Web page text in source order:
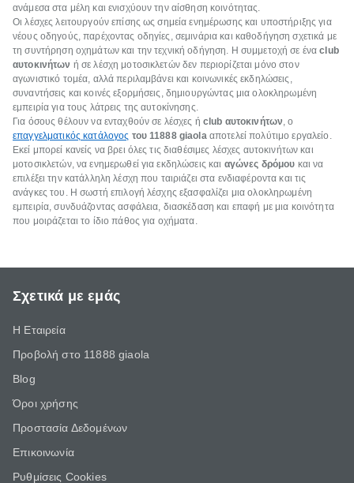
ανάμεσα στα μέλη και ενισχύουν την αίσθηση κοινότητας.
Οι λέσχες λειτουργούν επίσης ως σημεία ενημέρωσης και υποστήριξης για
νέους οδηγούς, παρέχοντας οδηγίες, σεμινάρια και καθοδήγηση σχετικά με
τη συντήρηση οχημάτων και την τεχνική οδήγηση. Η συμμετοχή σε έναclub
αυτοκινήτων ή σε λέσχη μοτοσικλετών δεν περιορίζεται μόνο στον
αγωνιστικό τομέα, αλλά περιλαμβάνει και κοινωνικές εκδηλώσεις,
συναντήσεις και κοινές εξορμήσεις, δημιουργώντας μια ολοκληρωμένη
εμπειρία για τους λάτρεις της αυτοκίνησης.
Για όσους θέλουν να ενταχθούν σε λέσχες ή club αυτοκινήτων, ο
επαγγελματικός κατάλογος του 11888 giaolaαποτελεί πολύτιμο εργαλείο.
Εκεί μπορεί κανείς να βρει όλες τις διαθέσιμες λέσχες αυτοκινήτων και
μοτοσικλετών, να ενημερωθεί για εκδηλώσεις και αγώνες δρόμου και να
επιλέξει την κατάλληλη λέσχη που ταιριάζει στα ενδιαφέροντα και τις
ανάγκες του. Η σωστή επιλογή λέσχης εξασφαλίζει μια ολοκληρωμένη
εμπειρία, συνδυάζοντας ασφάλεια, διασκέδαση και επαφή με μια κοινότητα
που μοιράζεται το ίδιο πάθος για οχήματα.
Σχετικά με εμάς
Η Εταιρεία
Προβολή στο 11888 giaola
Blog
Όροι χρήσης
Προστασία Δεδομένων
Επικοινωνία
Ρυθμίσεις Cookies